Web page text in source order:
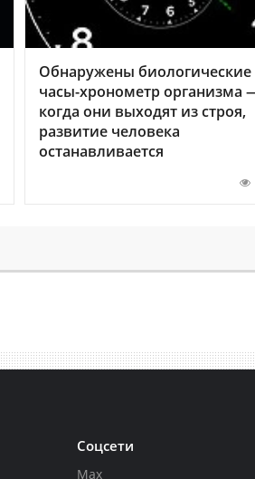
Обнаружены биологические
часы-хронометр организма
когда они выходят из строя,
развитие человека
останавливается
Соцсети
Max